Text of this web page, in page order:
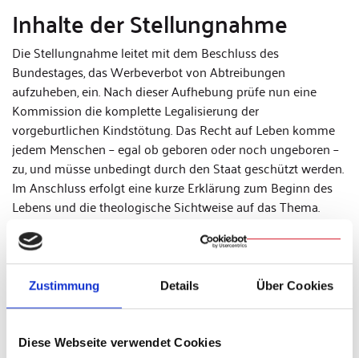
Zustimmung Details Über Cookies
Diese Webseite verwendet Cookies
Inhalte der Stellungnahme
Die Stellungnahme leitet mit dem Beschluss des
Bundestages, das Werbeverbot von Abtreibungen
aufzuheben, ein. Nach dieser Aufhebung prüfe nun eine
Kommission die komplette Legalisierung der
vorgeburtlichen Kindstötung. Das Recht auf Leben komme
jedem Menschen – egal ob geboren oder noch ungeboren –
zu, und müsse unbedingt durch den Staat geschützt werden.
Im Anschluss erfolgt eine kurze Erklärung zum Beginn des
Lebens und die theologische Sichtweise auf das Thema.
lebensbedrohlichen Situationen oder Vergewaltigung der
Schwangeren finden Platz in der Positionierung. Die
Stellungnahme schließt mit Forderungen an den
Gesetzgeber, „staatliche sowie kirchliche Beratungsstellen
unterstützen. Es müsse eine familienfreundliche Politik